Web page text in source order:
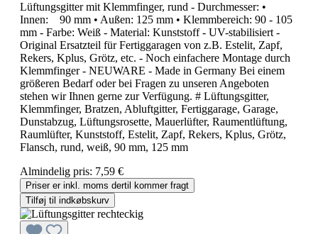
Lüftungsgitter mit Klemmfinger, rund - Durchmesser: •
Innen: 90 mm • Außen: 125 mm • Klemmbereich: 90 - 105
mm - Farbe: Weiß - Material: Kunststoff - UV-stabilisiert -
Original Ersatzteil für Fertiggaragen von z.B. Estelit, Zapf,
Rekers, Kplus, Grötz, etc. - Noch einfachere Montage durch
Klemmfinger - NEUWARE - Made in Germany Bei einem
größeren Bedarf oder bei Fragen zu unseren Angeboten
stehen wir Ihnen gerne zur Verfügung. # Lüftungsgitter,
Klemmfinger, Bratzen, Abluftgitter, Fertiggarage, Garage,
Dunstabzug, Lüftungsrosette, Mauerlüfter, Raumentlüftung,
Raumlüfter, Kunststoff, Estelit, Zapf, Rekers, Kplus, Grötz,
Flansch, rund, weiß, 90 mm, 125 mm
Almindelig pris: 7,59 €
Priser er inkl. moms dertil kommer fragt
Tilføj til indkøbskurv